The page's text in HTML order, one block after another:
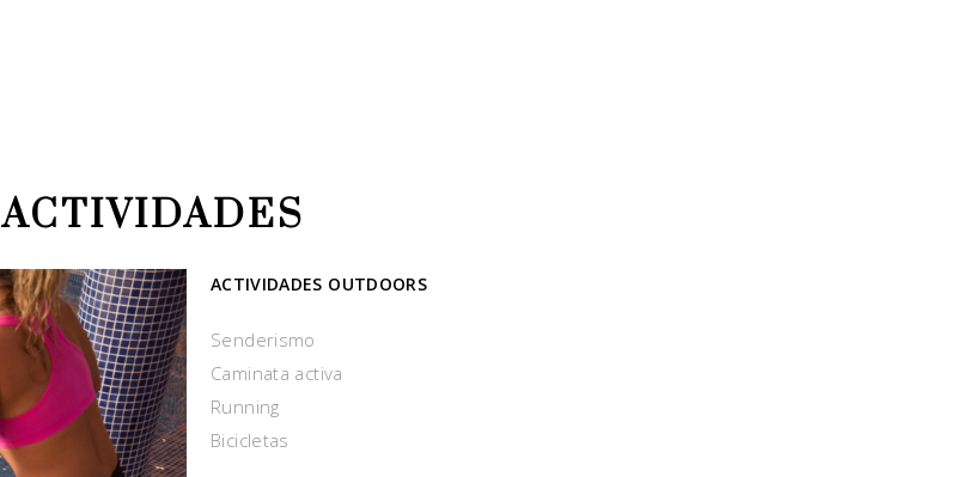
ACTIVIDADES
ACTIVIDADES OUTDOORS
Senderismo
Caminata activa
Running
Bicicletas